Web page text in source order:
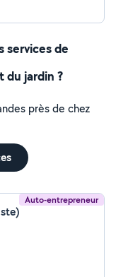
services de
du jardin ?
près de chez
Auto-entrepreneur